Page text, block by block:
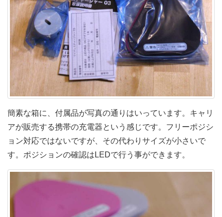
簡素な箱に、付属品が写真の通りはいっています。キャリ
アが販売する携帯の充電器という感じです。フリーポジシ
ョン対応ではないですが、その代わりサイズが小さいで
す。ポジションの確認はLEDで行う事ができます。